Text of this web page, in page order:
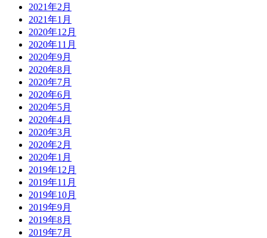
2021年2月
2021年1月
2020年12月
2020年11月
2020年9月
2020年8月
2020年7月
2020年6月
2020年5月
2020年4月
2020年3月
2020年2月
2020年1月
2019年12月
2019年11月
2019年10月
2019年9月
2019年8月
2019年7月